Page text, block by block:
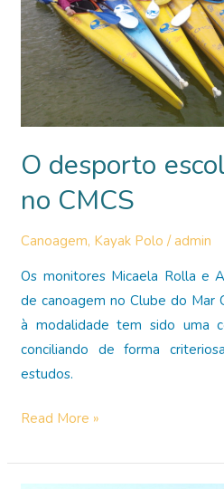
parceiro
CMCS
O desporto
no CMCS
Canoagem, Kayak Polo /admin
Os monitores Micaela Rolla e
de canoagem no Clube do Mar
à modalidade tem sido uma
conciliando de forma
estudos.
O
escolar
Read More »